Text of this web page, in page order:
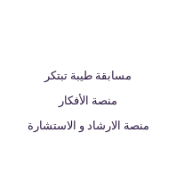
مسابقة طيبة تبتكر
منصة الأفكار
منصة الارشاد و الاستشارة